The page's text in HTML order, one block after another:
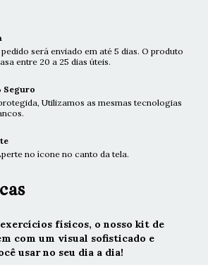
será enviado em até 5 dias. O produto
entre 20 a 25 dias úteis.
Seguro
Utilizamos as mesmas tecnologias
no ícone no canto da tela.
físicos, o nosso kit de
com um visual sofisticado e
usar no seu dia a dia!